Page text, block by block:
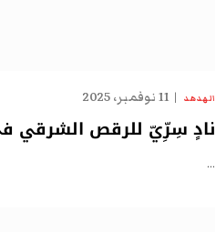
الهدهد 11 نوفمبر، 2025
نادٍ سِرِّيّ للرقص الشرقي
…